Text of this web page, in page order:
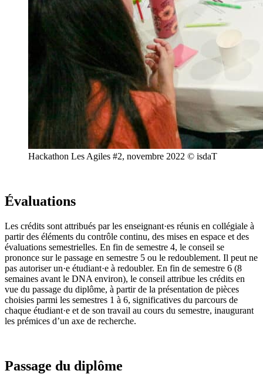
Hackathon Les Agiles #2, novembre 2022 © isdaT
Évaluations
Les crédits sont attribués par les enseignant·es réunis en collégiale à
partir des éléments du contrôle continu, des mises en espace et des
évaluations semestrielles. En fin de semestre 4, le conseil se
prononce sur le passage en semestre 5 ou le redoublement. Il peut ne
pas autoriser un·e étudiant·e à redoubler. En fin de semestre 6 (8
semaines avant le DNA environ), le conseil attribue les crédits en
vue du passage du diplôme, à partir de la présentation de pièces
choisies parmi les semestres 1 à 6, significatives du parcours de
chaque étudiant·e et de son travail au cours du semestre, inaugurant
les prémices d’un axe de recherche.
Passage du diplôme